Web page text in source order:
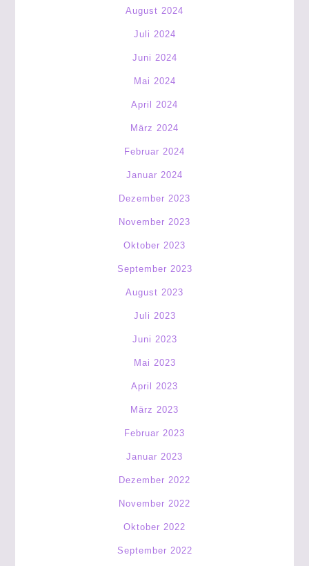
August 2024
Juli 2024
Juni 2024
Mai 2024
April 2024
März 2024
Februar 2024
Januar 2024
Dezember 2023
November 2023
Oktober 2023
September 2023
August 2023
Juli 2023
Juni 2023
Mai 2023
April 2023
März 2023
Februar 2023
Januar 2023
Dezember 2022
November 2022
Oktober 2022
September 2022